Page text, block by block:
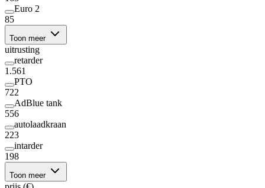
Euro 2
85
Toon meer
uitrusting
retarder
1.561
PTO
722
AdBlue tank
556
autolaadkraan
223
intarder
198
Toon meer